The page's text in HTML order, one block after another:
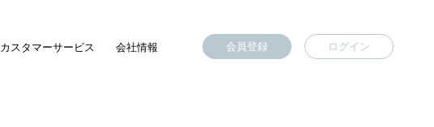
カスタマーサービス 会社情報 会員登録 ログイン